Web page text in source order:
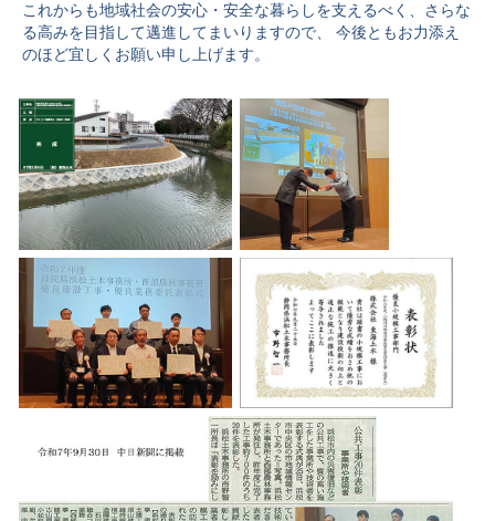
これからも地域社会の安心・安全な暮らしを支えるべく、さらな
る高みを目指して邁進してまいりますので、 今後ともお力添え
のほど宜しくお願い申し上げます。